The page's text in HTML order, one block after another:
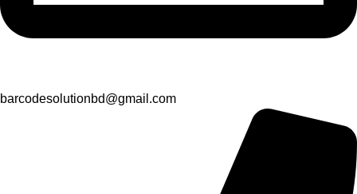
barcodesolutionbd@gmail.com